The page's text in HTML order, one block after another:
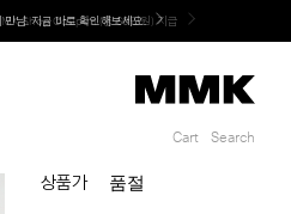
Shop Coupon (총 60만원) 지급
Cart Search
상품가 품절